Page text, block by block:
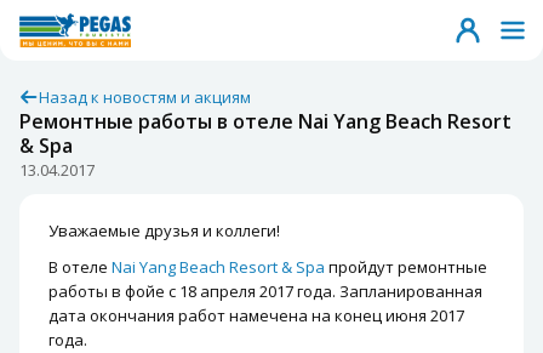
Назад к новостям и акциям
Ремонтные работы в отеле Nai Yang Beach Resort
& Spa
13.04.2017
Уважаемые друзья и коллеги!
В отеле Nai Yang Beach Resort & Spa пройдут ремонтные
работы в фойе с 18 апреля 2017 года. Запланированная
дата окончания работ намечена на конец июня 2017
года.